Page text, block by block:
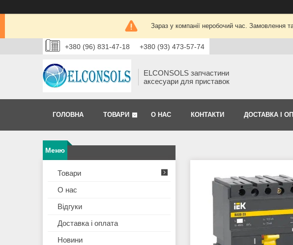
Зараз у компанії неробочий час. Замовлення
+380 (96) 831-47-18 +380 (93) 473-57-74
ELCONSOLS запчастини
аксесуари для приставок
ГОЛОВНА ТОВАРИ О НАС КОНТАКТИ ДОСТАВКА І
Товари
О нас
Відгуки
Доставка і оплата
Новини